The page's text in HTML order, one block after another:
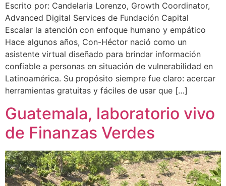
Escrito por: Candelaria Lorenzo, Growth Coordinator,
Advanced Digital Services de Fundación Capital
Escalar la atención con enfoque humano y empático
Hace algunos años, Con-Héctor nació como un
asistente virtual diseñado para brindar información
confiable a personas en situación de vulnerabilidad en
Latinoamérica. Su propósito siempre fue claro: acercar
herramientas gratuitas y fáciles de usar que […]
Guatemala, laboratorio vivo
de Finanzas Verdes